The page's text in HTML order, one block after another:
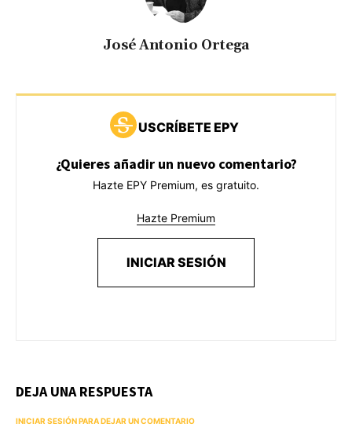
José Antonio Ortega
USCRÍBETE EPY
¿Quieres añadir un nuevo comentario?
Hazte EPY Premium, es gratuito.
Hazte Premium
INICIAR SESIÓN
DEJA UNA RESPUESTA
INICIAR SESIÓN PARA DEJAR UN COMENTARIO